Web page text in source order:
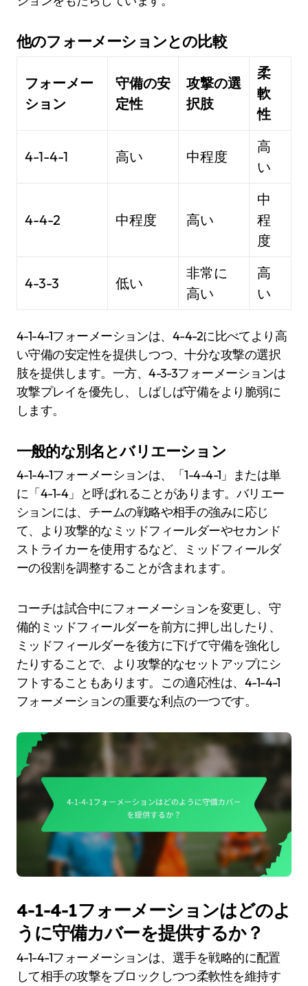
他のフォーメーションとの比較
フォーメー
ション
守備の安
定性
攻撃の選
択肢
柔
軟
性
4-1-4-1 高い 中程度
高
い
4-4-2 中程度 高い
中
程
度
4-3-3 低い
非常に
高い
高
い
4-1-4-1フォーメーションは、4-4-2に比べてより高
い守備の安定性を提供しつつ、十分な攻撃の選択
肢を提供します。一方、4-3-3フォーメーションは
攻撃プレイを優先し、しばしば守備をより脆弱に
します。
一般的な別名とバリエーション
4-1-4-1フォーメーションは、「1-4-4-1」または単
に「4-1-4」と呼ばれることがあります。バリエー
ションには、チームの戦略や相手の強みに応じ
て、より攻撃的なミッドフィールダーやセカンド
ストライカーを使用するなど、ミッドフィールダ
ーの役割を調整することが含まれます。
コーチは試合中にフォーメーションを変更し、守
備的ミッドフィールダーを前方に押し出したり、
ミッドフィールダーを後方に下げて守備を強化し
たりすることで、より攻撃的なセットアップにシ
フトすることもあります。この適応性は、4-1-4-1
フォーメーションの重要な利点の一つです。
4-1-4-1フォーメーションはどのよ
うに守備カバーを提供するか？
4-1-4-1フォーメーションは、選手を戦略的に配置
して相手の攻撃をブロックしつつ柔軟性を維持す